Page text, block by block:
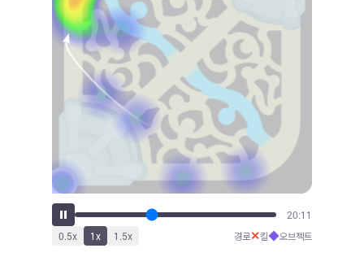
22:14
0.5x 1x 1.5x 경로✕킬◆오브젝트